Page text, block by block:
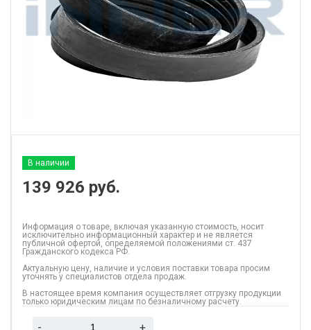
В наличии
139 926 руб.
Информация о товаре, включая указанную стоимость, носит
исключительно информационный характер и не является
публичной офертой, определяемой положениями ст. 437
Гражданского кодекса РФ.
Актуальную цену, наличие и условия поставки товара просим
уточнять у специалистов отдела продаж.
В настоящее время компания осуществляет отгрузку продукции
только юридическим лицам по безналичному расчету.